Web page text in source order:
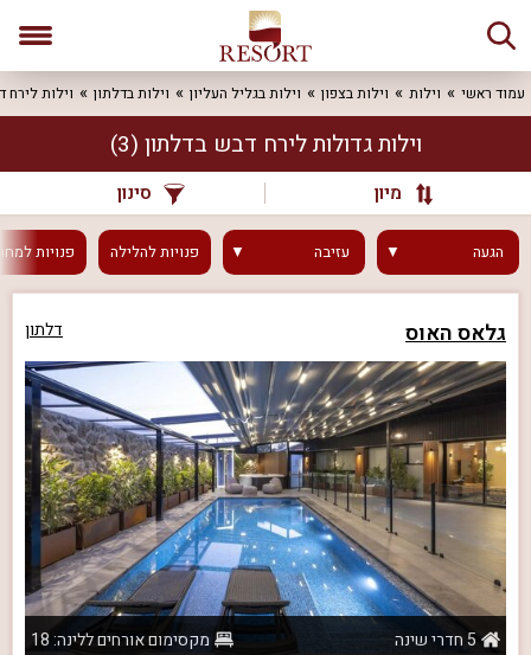
עמוד ראשי וילות וילות בצפון וילות בגליל העליון וילות בדלתון וילות לירח
וילות גדולות לירח דבש בדלתון (3)
מיון סינון
הגעה עזיבה פנויותלהלילה פנויות
גלאס האוס דלתון
5 חדרי שינה
מקסימום אורחים ללינה: 18